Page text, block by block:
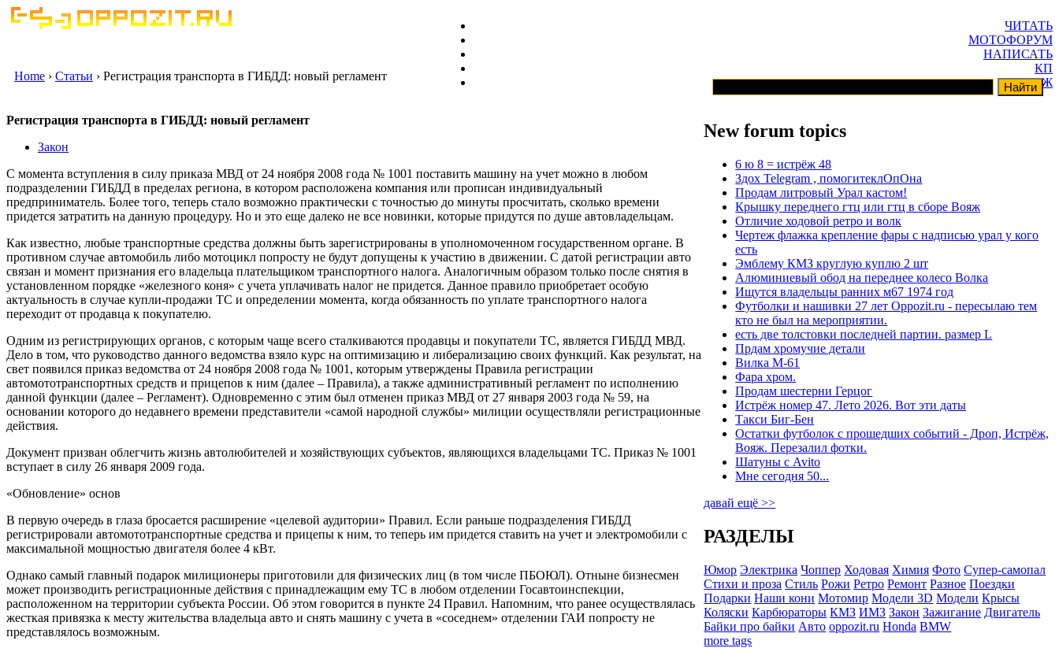
ЧИТАТЬ
МОТОФОРУМ
НАПИСАТЬ
КП
ГАРАЖ
Home › Статьи › Регистрация транспорта в ГИБДД: новый регламент
Регистрация транспорта в ГИБДД: новый регламент
Закон
С момента вступления в силу приказа МВД от 24 ноября 2008 года № 1001 поставить машину на учет можно в любом
подразделении ГИБДД в пределах региона, в котором расположена компания или прописан индивидуальный
предприниматель. Более того, теперь стало возможно практически с точностью до минуты просчитать, сколько времени
придется затратить на данную процедуру. Но и это еще далеко не все новинки, которые придутся по душе автовладельцам.
Как известно, любые транспортные средства должны быть зарегистрированы в уполномоченном государственном органе. В
противном случае автомобиль либо мотоцикл попросту не будут допущены к участию в движении. С датой регистрации авто
связан и момент признания его владельца плательщиком транспортного налога. Аналогичным образом только после снятия в
установленном порядке «железного коня» с учета уплачивать налог не придется. Данное правило приобретает особую
актуальность в случае купли-продажи ТС и определении момента, когда обязанность по уплате транспортного налога
переходит от продавца к покупателю.
Одним из регистрирующих органов, с которым чаще всего сталкиваются продавцы и покупатели ТС, является ГИБДД МВД.
Дело в том, что руководство данного ведомства взяло курс на оптимизацию и либерализацию своих функций. Как результат, на
свет появился приказ ведомства от 24 ноября 2008 года № 1001, которым утверждены Правила регистрации
автомототранспортных средств и прицепов к ним (далее – Правила), а также административный регламент по исполнению
данной функции (далее – Регламент). Одновременно с этим был отменен приказ МВД от 27 января 2003 года № 59, на
основании которого до недавнего времени представители «самой народной службы» милиции осуществляли регистрационные
действия.
Документ призван облегчить жизнь автолюбителей и хозяйствующих субъектов, являющихся владельцами ТС. Приказ № 1001
вступает в силу 26 января 2009 года.
«Обновление» основ
В первую очередь в глаза бросается расширение «целевой аудитории» Правил. Если раньше подразделения ГИБДД
регистрировали автомототранспортные средства и прицепы к ним, то теперь им придется ставить на учет и электромобили с
максимальной мощностью двигателя более 4 кВт.
Однако самый главный подарок милиционеры приготовили для физических лиц (в том числе ПБОЮЛ). Отныне бизнесмен
может производить регистрационные действия с принадлежащим ему ТС в любом отделении Госавтоинспекции,
расположенном на территории субъекта России. Об этом говорится в пункте 24 Правил. Напомним, что ранее осуществлялась
жесткая привязка к месту жительства владельца авто и снять машину с учета в «соседнем» отделении ГАИ попросту не
представлялось возможным.
New forum topics
6 ю 8 = истрёж 48
Здох Telegram , помогитеклОпОна
Продам литровый Урал кастом!
Крышку переднего гтц или гтц в сборе Вояж
Отличие ходовой ретро и волк
Чертеж флажка крепление фары с надписью урал у кого
есть
Эмблему КМЗ круглую куплю 2 шт
Алюминиевый обод на переднее колесо Волка
Ищутся владельцы ранних м67 1974 год
Футболки и нашивки 27 лет Oppozit.ru - пересылаю тем
кто не был на мероприятии.
есть две толстовки последней партии. размер L
Прдам хромучие детали
Вилка М-61
Фара хром.
Продам шестерни Герцог
Истрёж номер 47. Лето 2026. Вот эти даты
Такси Биг-Бен
Остатки футболок с прошедших событий - Дроп, Истрёж,
Вояж. Перезалил фотки.
Шатуны с Avito
Мне сегодня 50...
давай ещё >>
РАЗДЕЛЫ
Юмор Электрика Чоппер Ходовая Химия Фото Супер-самопал
Стихи и проза Стиль Рожи Ретро Ремонт Разное Поездки
Подарки Наши кони Мотомир Модели 3D Модели Крысы
Коляски Карбюраторы КМЗ ИМЗ Закон Зажигание Двигатель
Байки про байки Авто oppozit.ru Honda BMW
more tags